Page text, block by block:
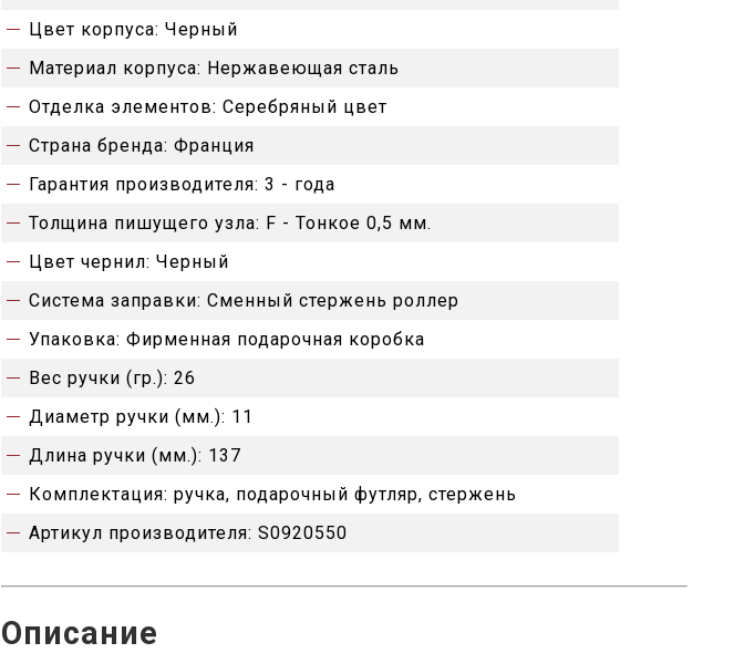
Цвет корпуса: Черный
Материал корпуса: Нержавеющая сталь
Отделка элементов: Серебряный цвет
Страна бренда: Франция
Гарантия производителя: 3 - года
Толщина пишущего узла: F - Тонкое 0,5 мм.
Цвет чернил: Черный
Система заправки: Сменный стержень роллер
Упаковка: Фирменная подарочная коробка
Вес ручки (гр.): 26
Диаметр ручки (мм.): 11
Длина ручки (мм.): 137
Комплектация: ручка, подарочный футляр, стержень
Артикул производителя: S0920550
Описание